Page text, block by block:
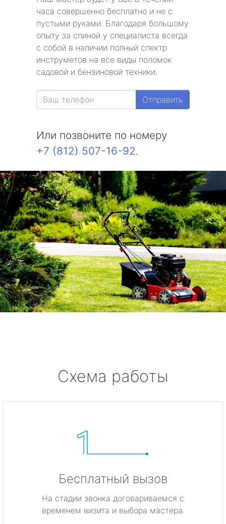
часа совершенно бесплатно и не с
пустыми руками. Благодаря большому
опыту за спиной у специалиста всегда
с собой в наличии полный спектр
инструметов на все виды поломок
садовой и бензиновой техники.
Отправить
Или позвоните по номеру
+7 (812) 507-16-92.
Схема работы
Бесплатный вызов
На стадии звонка договариваемся с
временем визита и выбора мастера.